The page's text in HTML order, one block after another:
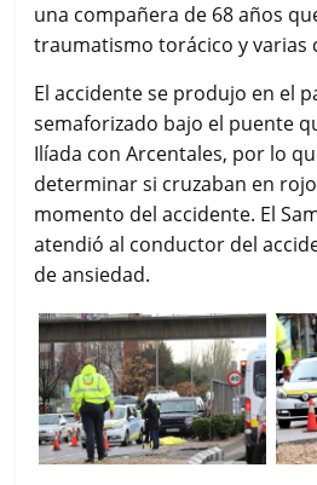
una compañera de 68 años
traumatismo torácico y varias
El accidente se produjo en el
semaforizado bajo el puente
Ilíada con Arcentales, por lo
determinar si cruzaban en
momento del accidente. El
atendió al conductor del
de ansiedad.